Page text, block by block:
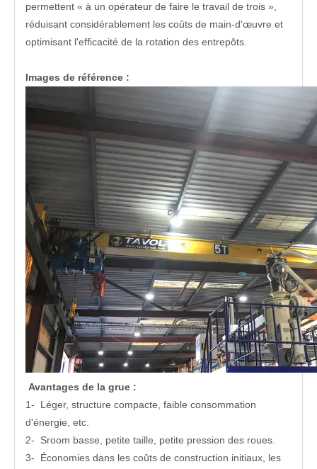
permettent « à un opérateur de faire le travail de trois »,
réduisant considérablement les coûts de main-d'œuvre et
optimisant l'efficacité de la rotation des entrepôts.
Images de référence :
Avantages de la grue :
1- Léger, structure compacte, faible consommation
d'énergie, etc.
2- Sroom basse, petite taille, petite pression des roues.
3- Économies dans les coûts de construction initiaux, les